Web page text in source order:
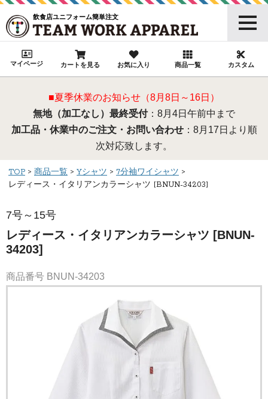
飲食店ユニフォーム簡単注文
マイページ カートを見る お気に入り 商品一覧 カスタム
■夏季休業のお知らせ（8月8日～16日）
無地（加工なし）最終受付：8月4日午前中まで
加工品・休業中のご注文・お問い合わせ：8月17日より順
次対応致します。
TOP 商品一覧 Yシャツ
7分袖ワイシャツ
レディース・イタリアンカラーシャツ [BNUN-34203]
7号～15号
レディース・イタリアンカラーシャツ [BNUN-
34203]
商品番号 BNUN-34203